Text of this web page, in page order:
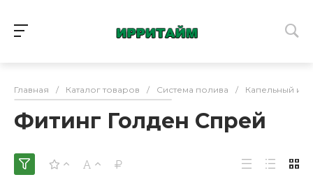
Главная / Каталог товаров / Система полива / Капельный и
Фитинг Голден Спрей